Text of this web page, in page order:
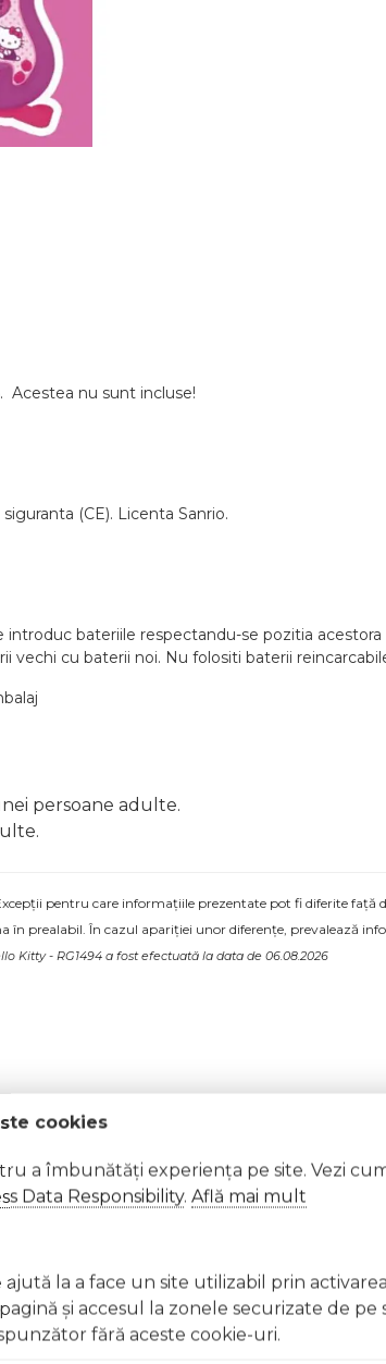
Acestea nu sunt incluse!
(CE). Licenta Sanrio.
bateriile respectandu-se pozitia
cu baterii noi. Nu folositi baterii
persoane adulte.
pentru care informațiile prezentate pot fi diferite față
în prealabil. În cazul apariției unor diferențe, prevalează
Kitty - RG1494 a fost efectuată la data de 06.08.2026
Multumesc de ajutor.
cookies
a îmbunătăți experiența pe site. Vezi
Data Responsibility. Află mai mult
ajută la a face un site utilizabil prin
şi accesul la zonele securizate de pe
fără aceste cookie-uri.